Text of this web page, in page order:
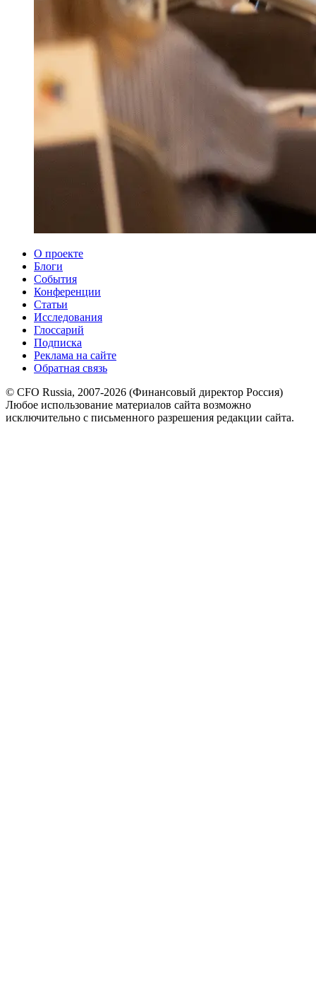
О проекте
Блоги
События
Конференции
Статьи
Исследования
Глоссарий
Подписка
Реклама на сайте
Обратная связь
© CFO Russia, 2007-2026 (Финансовый директор Россия)
Любое использование материалов сайта возможно
исключительно с письменного разрешения редакции сайта.